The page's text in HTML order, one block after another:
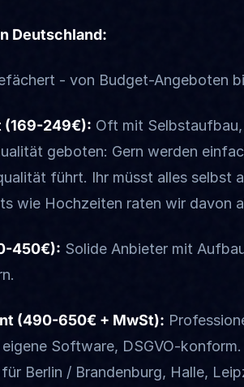
Deutschland:
- von Budget-Angeboten
(169-249€): Oft mit
geboten: Gern werden
führt. Ihr müsst alles selbst
wie Hochzeiten raten wir davon
450€): Solide Anbieter mit
(490-650€ + MwSt):
Software, DSGVO-konform.
Berlin / Brandenburg, Halle,